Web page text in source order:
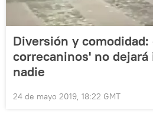
Diversión y comodidad:
correcaninos' no
nadie
24 de mayo 2019, 18:22 GMT